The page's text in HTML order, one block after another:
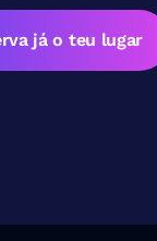
já o teu lugar